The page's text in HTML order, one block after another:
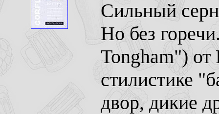
Сильный
Но без
Tongham")
стилистике
двор, дикие